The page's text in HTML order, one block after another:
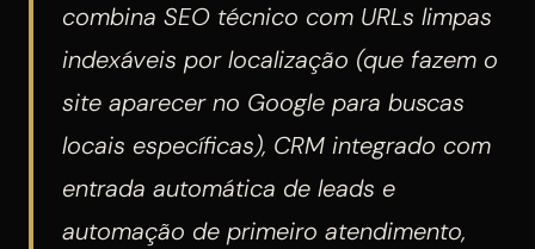
combina SEO técnico com URLs limpas
indexáveis por localização (que fazem o
site aparecer no Google para buscas
locais específicas), CRM integrado com
entrada automática de leads e
automação de primeiro atendimento,